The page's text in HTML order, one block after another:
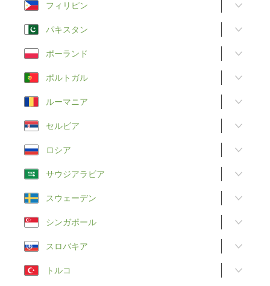
フィリピン
パキスタン
ポーランド
ポルトガル
ルーマニア
セルビア
ロシア
サウジアラビア
スウェーデン
シンガポール
スロバキア
トルコ